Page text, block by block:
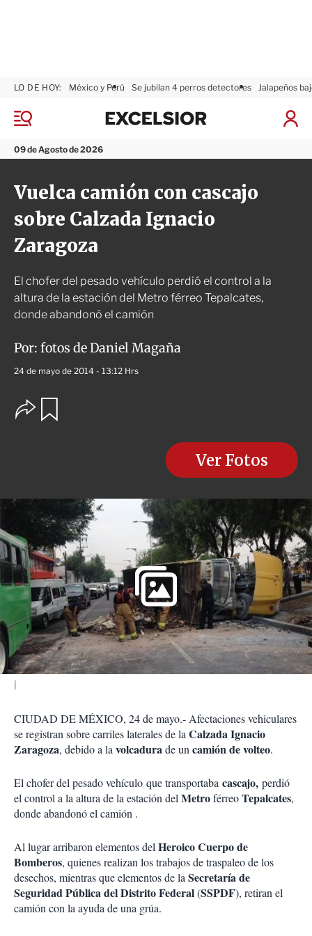
M
n
ú
09 de Agosto de 2026
LO DE HOY: México y Perú Se jubilan 4 perros detectores Jalapeños
I
x
l
i
o
r
Vuelca camión con cascajo
sobre Calzada Ignacio
Zaragoza
El chofer del pesado vehículo perdió el control a la
altura de la estación del Metro férreo Tepalcates,
donde abandonó el camión
Por: fotos de Daniel Magaña
24 de mayo de 2014 - 13:12 Hrs
O
p
s
d
e
o
m
p
a
r
t
i
r
Ver Fotos
CIUDAD DE MÉXICO, 24 de mayo.- Afectaciones vehiculares
se registran sobre carriles laterales de la Calzada Ignacio
Zaragoza, debido a la volcadurade un camión de volteo.
El chofer del pesado vehículo que transportaba cascajo, perdió
el control a la altura de la estación del MetroférreoTepalcates,
donde abandonó el camión .
Al lugar arribaron elementos del Heroico Cuerpo de
Bomberos, quienes realizan los trabajos de traspaleo de los
desechos, mientras que elementos de la Secretaría de
Seguridad Pública del Distrito Federal(SSPDF), retiran el
camión con la ayuda de una grúa.